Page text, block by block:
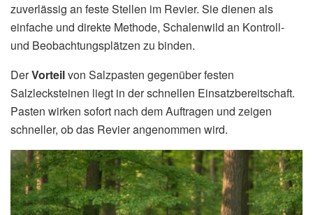
zuverlässig an feste Stellen im Revier. Sie dienen als
einfache und direkte Methode, Schalenwild an Kontroll-
und Beobachtungsplätzen zu binden.
DerVorteilvon Salzpasten gegenüber festen
Salzlecksteinen liegt in der schnellen Einsatzbereitschaft.
Pasten wirken sofort nach dem Auftragen und zeigen
schneller, ob das Revier angenommen wird.